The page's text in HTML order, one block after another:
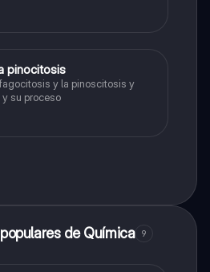
pinocitosis
y la pinoscitosis y
su proceso
de Química 9